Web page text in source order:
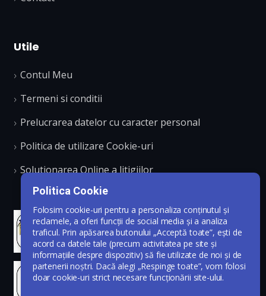
Utile
Contul Meu
Termeni si conditii
Prelucrarea datelor cu caracter personal
Politica de utilizare Cookie-uri
Solutionarea Online a litigiilor
Politica Cookie
Folosim cookie-uri pentru a personaliza conținutul și
reclamele, a oferi funcții de social media și a analiza
traficul. Prin apăsarea butonului „Acceptă toate”, ești de
acord ca datele tale (precum activitatea pe site și
informațiile despre dispozitiv) să fie utilizate de noi și de
partenerii noștri. Dacă alegi „Respinge toate”, vom folosi
doar cookie-uri strict necesare funcționării site-ului.